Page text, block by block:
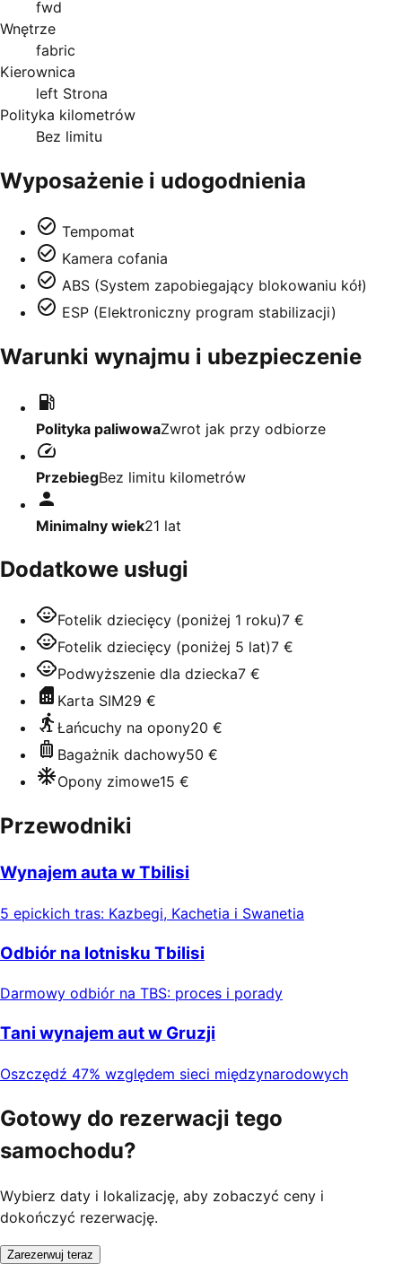
fwd
Wnętrze
fabric
Kierownica
left Strona
Polityka kilometrów
Bez limitu
Wyposażenie i udogodnienia
Tempomat
Kamera cofania
ABS (System zapobiegający blokowaniu kół)
ESP (Elektroniczny program stabilizacji)
Warunki wynajmu i ubezpieczenie
Polityka paliwowaZwrot jak przy odbiorze
PrzebiegBez limitu kilometrów
Minimalny wiek21 lat
Dodatkowe usługi
Fotelik dziecięcy (poniżej 1 roku)7 €
Fotelik dziecięcy (poniżej 5 lat)7 €
Podwyższenie dla dziecka7 €
Karta SIM29 €
Łańcuchy na opony20 €
Bagażnik dachowy50 €
Opony zimowe15 €
Przewodniki
Wynajem auta w Tbilisi
5 epickich tras: Kazbegi, Kachetia i Swanetia
Odbiór na lotnisku Tbilisi
Darmowy odbiór na TBS: proces i porady
Tani wynajem aut w Gruzji
Oszczędź 47% względem sieci międzynarodowych
Gotowy do rezerwacji tego
samochodu?
Wybierz daty i lokalizację, aby zobaczyć ceny i
dokończyć rezerwację.
Zarezerwuj teraz